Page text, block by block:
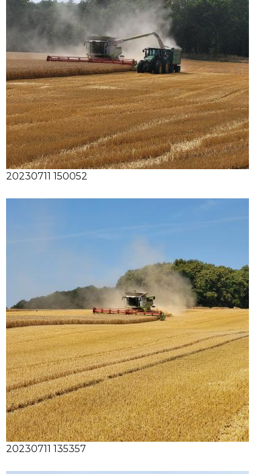
20230711 150052
20230711 135357